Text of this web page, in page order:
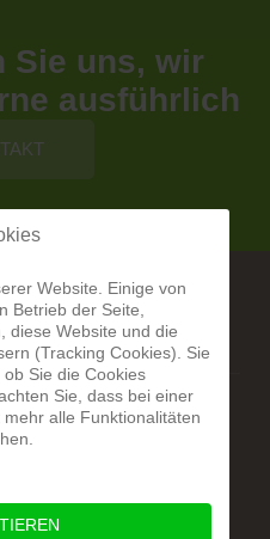
Sie uns, wir
ausführlich
Website. Einige von
Betrieb der Seite,
diese Website und die
(Tracking Cookies). Sie
Sie die Cookies
Sie, dass bei einer
alle Funktionalitäten